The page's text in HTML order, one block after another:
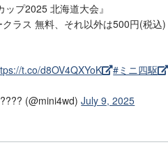
プ2025 北海道大会』
ラス 無料、それ以外は500円(税込)
t.co/d8OV4QXYoK #ミニ四駆
(@mini4wd)July 9, 2025